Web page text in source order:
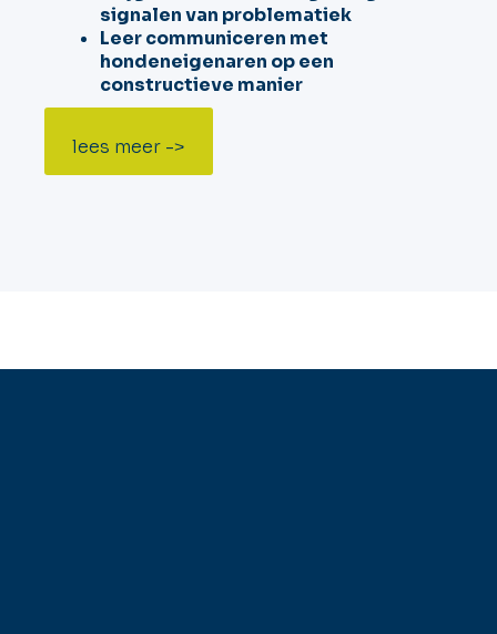
signalen van problematiek
Leer communiceren met
hondeneigenaren op een
constructieve manier
lees meer ->